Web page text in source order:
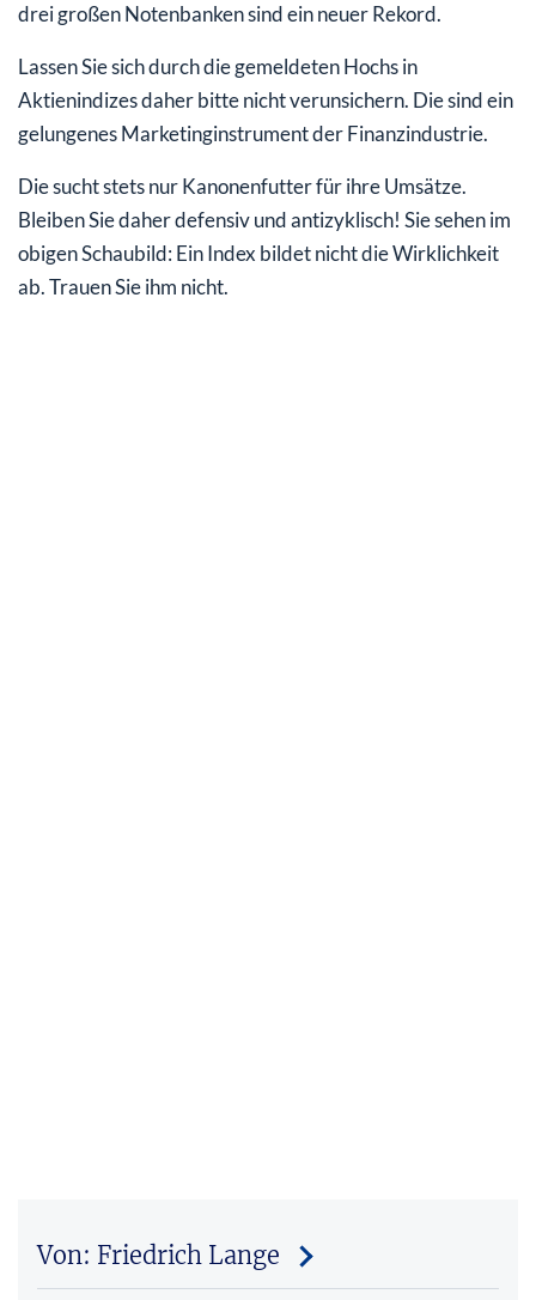
drei großen Notenbanken sind ein neuer Rekord.
Lassen Sie sich durch die gemeldeten Hochs in
Aktienindizes daher bitte nicht verunsichern. Die sind ein
gelungenes Marketinginstrument der Finanzindustrie.
Die sucht stets nur Kanonenfutter für ihre Umsätze.
Bleiben Sie daher defensiv und antizyklisch! Sie sehen im
obigen Schaubild: Ein Index bildet nicht die Wirklichkeit
ab. Trauen Sie ihm nicht.
Von: Friedrich Lange